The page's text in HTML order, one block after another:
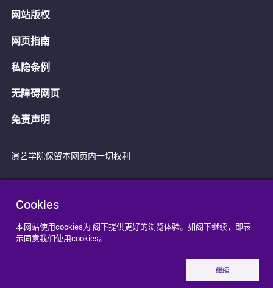
Cookies
本网站使用cookies为 阁下提供更好的浏览体验。如阁下继续，即表
示同意我们使用cookies。
继续
网站版权
网页指南
私隐条例
无障碍网页
免责声明
演艺学院保留本网页内一切权利